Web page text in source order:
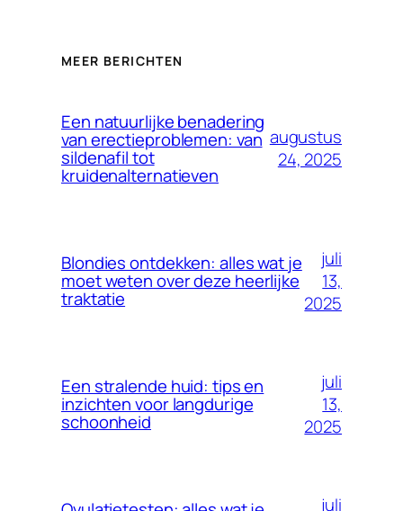
MEER BERICHTEN
Een natuurlijke benadering
van erectieproblemen: van
sildenafil tot
kruidenalternatieven
augustus
24, 2025
Blondies ontdekken: alles wat je
moet weten over deze heerlijke
traktatie
juli
13,
2025
Een stralende huid: tips en
inzichten voor langdurige
schoonheid
juli
13,
2025
juli